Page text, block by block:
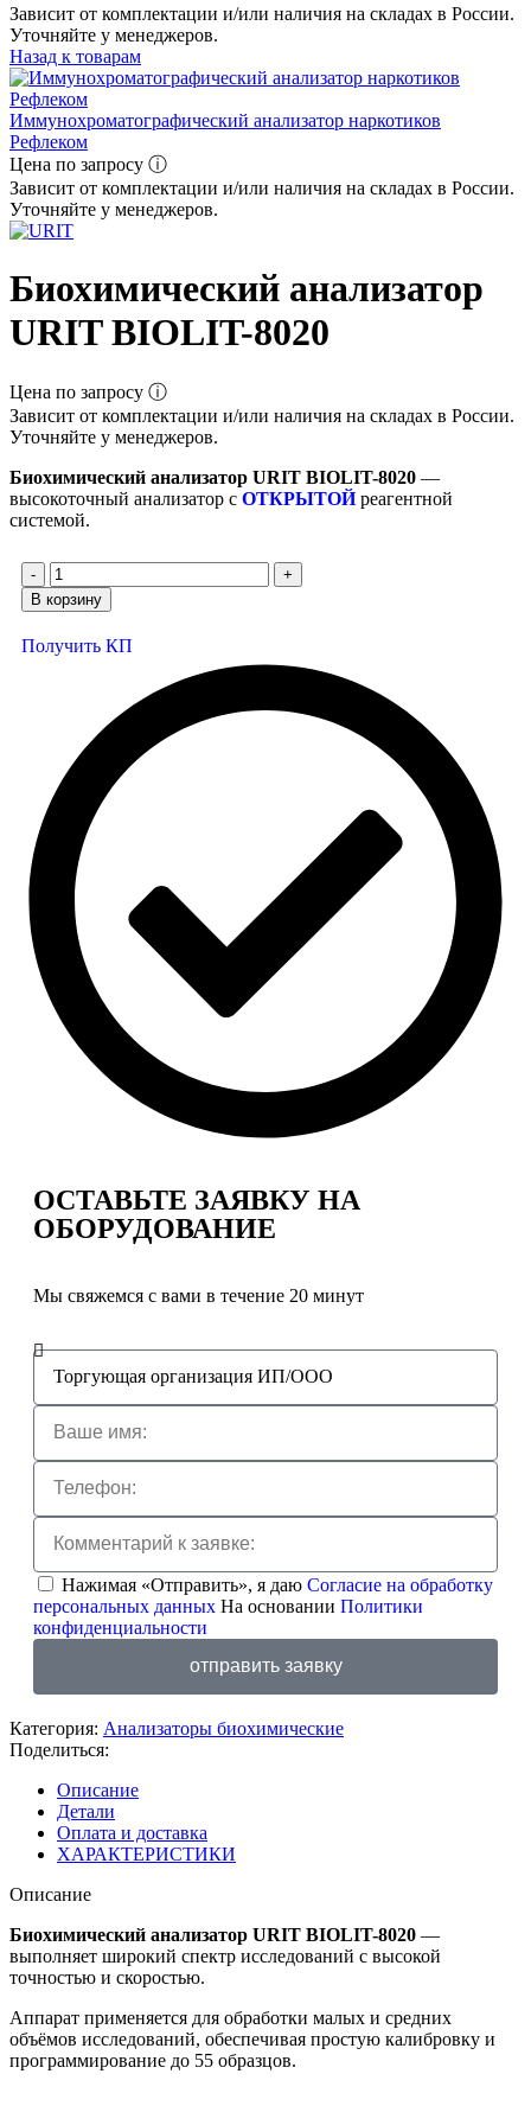
Зависит от комплектации и/или наличия на складах в России.
Уточняйте у менеджеров.
Назад к товарам
Иммунохроматографический анализатор наркотиков
Рефлеком
Цена по запросу ⓘ
Зависит от комплектации и/или наличия на складах в России.
Уточняйте у менеджеров.
Биохимический анализатор
URIT BIOLIT-8020
Цена по запросу ⓘ
Зависит от комплектации и/или наличия на складах в России.
Уточняйте у менеджеров.
Биохимический анализатор URIT BIOLIT-8020 —
высокоточный анализатор с ОТКРЫТОЙреагентной
системой.
В корзину
Получить КП
ОСТАВЬТЕ ЗАЯВКУ НА
ОБОРУДОВАНИЕ
Мы свяжемся с вами в течение 20 минут
Нажимая «Отправить», я даю Согласие на обработку
персональных данных На основании Политики
конфиденциальности
отправить заявку
Категория: Анализаторы биохимические
Поделиться:
Описание
Детали
Оплата и доставка
ХАРАКТЕРИСТИКИ
Описание
Биохимический анализатор URIT BIOLIT-8020 —
выполняет широкий спектр исследований с высокой
точностью и скоростью.
Аппарат применяется для обработки малых и средних
объёмов исследований, обеспечивая простую калибровку и
программирование до 55 образцов.